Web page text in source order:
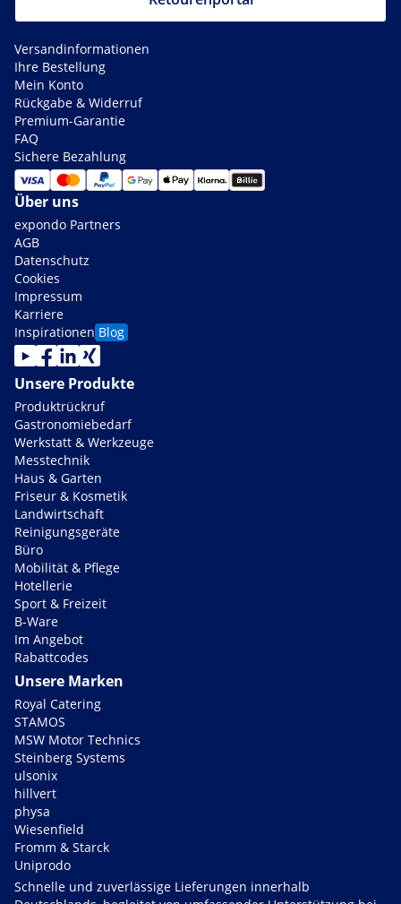
Versandinformationen
Ihre Bestellung
Mein Konto
Rückgabe & Widerruf
Premium-Garantie
FAQ
Sichere Bezahlung
Über uns
expondo Partners
AGB
Datenschutz
Cookies
Impressum
Karriere
Inspirationen Blog
Unsere Produkte
Produktrückruf
Gastronomiebedarf
Werkstatt & Werkzeuge
Messtechnik
Haus & Garten
Friseur & Kosmetik
Landwirtschaft
Reinigungsgeräte
Büro
Mobilität & Pflege
Hotellerie
Sport & Freizeit
B-Ware
Im Angebot
Rabattcodes
Unsere Marken
Royal Catering
STAMOS
MSW Motor Technics
Steinberg Systems
ulsonix
hillvert
physa
Wiesenfield
Fromm & Starck
Uniprodo
Schnelle und zuverlässige Lieferungen innerhalb